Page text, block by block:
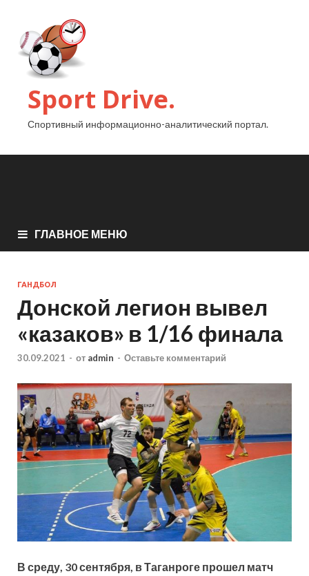
Sport Drive.
Спортивный информационно-аналитический портал.
ГЛАВНОЕ МЕНЮ
ГАНДБОЛ
Донской легион вывел
«казаков» в 1/16 финала
30.09.2021 - от admin - Оставьте комментарий
В среду, 30 сентября, в Таганроге прошел матч